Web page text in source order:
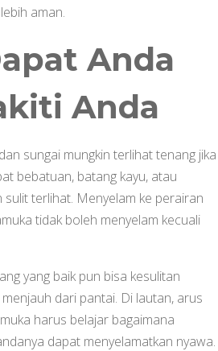
aman.
Anda
Anda
sungai mungkin terlihat tenang jika
bebatuan, batang kayu, atau
terlihat. Menyelam ke perairan
tidak boleh menyelam kecuali
yang baik pun bisa kesulitan
dari pantai. Di lautan, arus
harus belajar bagaimana
dapat menyelamatkan nyawa.